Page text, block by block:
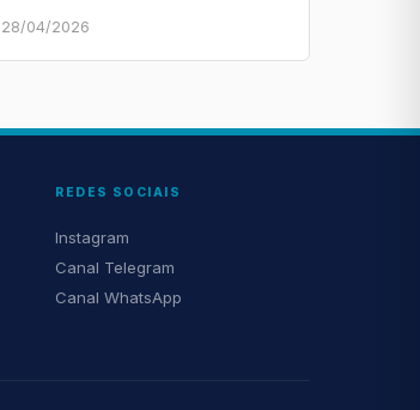
28/04/2026
REDES SOCIAIS
Instagram
Canal Telegram
Canal WhatsApp